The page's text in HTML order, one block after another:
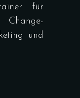
für
und